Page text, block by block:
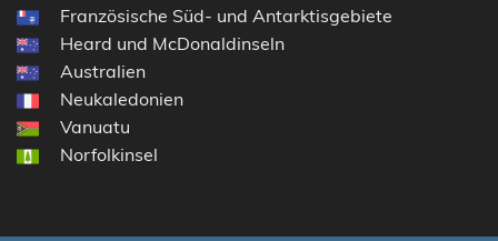
Französische Süd- und Antarktisgebiete
Heard und McDonaldinseln
Australien
Neukaledonien
Vanuatu
Norfolkinsel